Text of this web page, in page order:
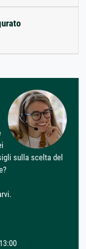
sulla scelta del